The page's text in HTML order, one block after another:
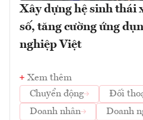
Xây dựng hệ sinh thái
số, tăng cường ứng
nghiệp Việt
Xem thêm
Chuyển động
Đối
Doanh nhân
Doanh